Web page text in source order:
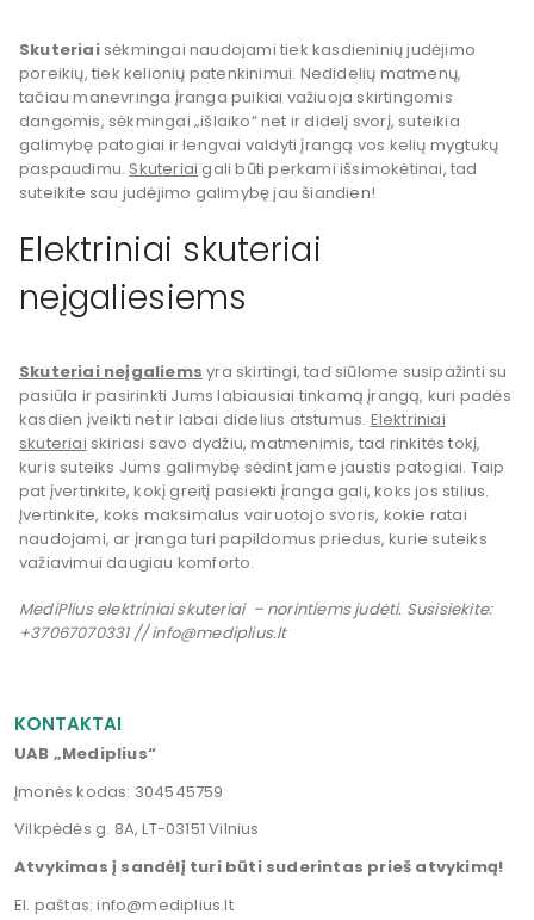
Skuteriaisėkmingai naudojami tiek kasdieninių judėjimo
poreikių, tiek kelionių patenkinimui. Nedidelių matmenų,
tačiau manevringa įranga puikiai važiuoja skirtingomis
dangomis, sėkmingai „išlaiko“ net ir didelį svorį, suteikia
galimybę patogiai ir lengvai valdyti įrangą vos kelių mygtukų
paspaudimu. Skuteriai gali būti perkami išsimokėtinai, tad
suteikite sau judėjimo galimybę jau šiandien!
Elektriniai skuteriai
neįgaliesiems
Skuteriai neįgaliems yra skirtingi, tad siūlome susipažinti su
pasiūla ir pasirinkti Jums labiausiai tinkamą įrangą, kuri padės
kasdien įveikti net ir labai didelius atstumus. Elektriniai
skuteriai skiriasi savo dydžiu, matmenimis, tad rinkitės tokį,
kuris suteiks Jums galimybę sėdint jame jaustis patogiai. Taip
pat įvertinkite, kokį greitį pasiekti įranga gali, koks jos stilius.
Įvertinkite, koks maksimalus vairuotojo svoris, kokie ratai
naudojami, ar įranga turi papildomus priedus, kurie suteiks
važiavimui daugiau komforto.
MediPlius elektriniai skuteriai – norintiems judėti. Susisiekite:
+37067070331 // info@mediplius.lt
KONTAKTAI
UAB „Mediplius“
Įmonės kodas: 304545759
Vilkpėdės g. 8A, LT-03151 Vilnius
Atvykimas į sandėlį turi būti suderintas prieš atvykimą!
El. paštas:info@mediplius.lt